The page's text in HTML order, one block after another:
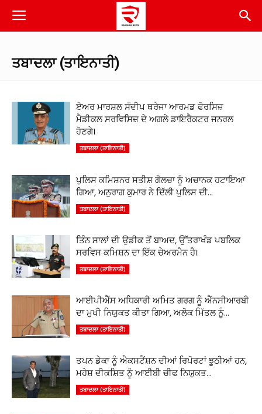
ਤਬਾਦਲਾ (ਤਾਇਨਾਤੀ)
ਏਅਰ ਮਾਰਸ਼ਲ ਸੰਦੀਪ ਥਰੇਜਾ ਆਰਮਡ ਫੋਰਸਿਜ਼
ਮੈਡੀਕਲ ਸਰਵਿਸਿਜ਼ ਦੇ ਅਗਲੇ ਡਾਇਰੈਕਟਰ ਜਨਰਲ
ਹੋਣਗੇ।
ਤਬਾਦਲਾ (ਤਾਇਨਾਤੀ)
ਪੁਲਿਸ ਕਮਿਸ਼ਨਰ ਸਤੀਸ਼ ਗੋਲਚਾ ਨੂੰ ਅਚਾਨਕ ਹਟਾਇਆ
ਗਿਆ, ਅਨੁਰਾਗ ਕੁਮਾਰ ਨੇ ਦਿੱਲੀ ਪੁਲਿਸ ਦੀ...
ਤਬਾਦਲਾ (ਤਾਇਨਾਤੀ)
ਤਿੰਨ ਸਾਲਾਂ ਦੀ ਉਡੀਕ ਤੋਂ ਬਾਅਦ, ਉੱਤਰਾਖੰਡ ਪਬਲਿਕ
ਸਰਵਿਸ ਕਮਿਸ਼ਨ ਦਾ ਇੱਕ ਚੇਅਰਮੈਨ ਹੈ।
ਤਬਾਦਲਾ (ਤਾਇਨਾਤੀ)
ਆਈਪੀਐੱਸ ਅਧਿਕਾਰੀ ਅਮਿਤ ਗਰਗ ਨੂੰ ਐੱਨਸੀਆਰਬੀ
ਦਾ ਮੁਖੀ ਨਿਯੁਕਤ ਕੀਤਾ ਗਿਆ, ਅਲੋਕ ਮਿੱਤਲ ਨੂੰ...
ਤਬਾਦਲਾ (ਤਾਇਨਾਤੀ)
ਤਪਨ ਡੇਕਾ ਨੂੰ ਐਕਸਟੈਂਸ਼ਨ ਦੀਆਂ ਰਿਪੋਰਟਾਂ ਝੂਠੀਆਂ ਹਨ,
ਮਹੇਸ਼ ਦੀਕਸ਼ਿਤ ਨੂੰ ਆਈਬੀ ਚੀਫ ਨਿਯੁਕਤ...
ਤਬਾਦਲਾ (ਤਾਇਨਾਤੀ)